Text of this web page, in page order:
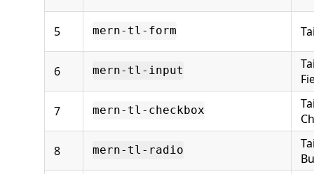
5 mern-tl-form
6 mern-tl-input
7 mern-tl-checkbox
8 mern-tl-radio